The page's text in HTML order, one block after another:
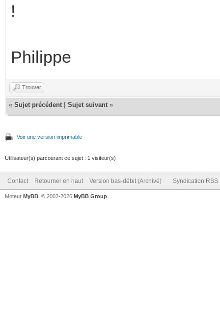
!
Philippe
Trouver
« Sujet précédent Sujet suivant »
Voir une version imprimable
Utilisateur(s) parcourant ce sujet : 1 visiteur(s)
Contact Retourner en haut Version bas-débit (Archivé) Syndication RSS
Moteur MyBB , © 2002-2026 MyBB Group